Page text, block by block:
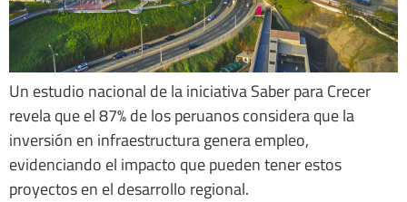
Un estudio nacional de la iniciativa Saber para Crecer
revela que el 87% de los peruanos considera que la
inversión en infraestructura genera empleo,
evidenciando el impacto que pueden tener estos
proyectos en el desarrollo regional.